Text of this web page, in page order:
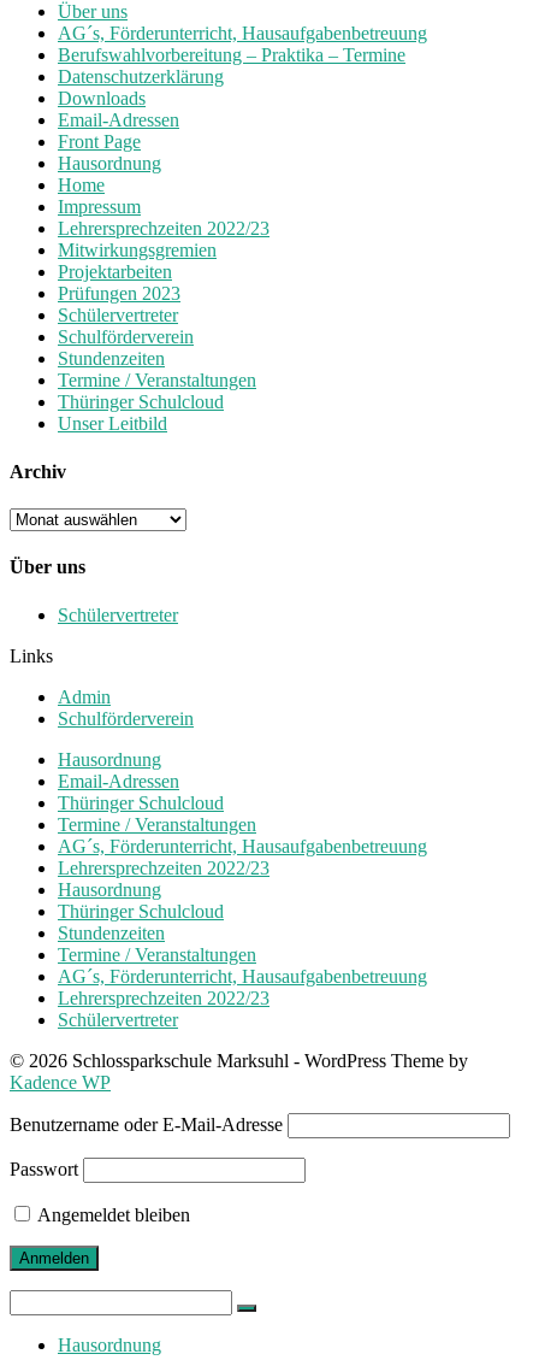
Über uns
AG´s, Förderunterricht, Hausaufgabenbetreuung
Berufswahlvorbereitung – Praktika – Termine
Datenschutzerklärung
Downloads
Email-Adressen
Front Page
Hausordnung
Home
Impressum
Lehrersprechzeiten 2022/23
Mitwirkungsgremien
Projektarbeiten
Prüfungen 2023
Schülervertreter
Schulförderverein
Stundenzeiten
Termine / Veranstaltungen
Thüringer Schulcloud
Unser Leitbild
Archiv
Archiv
Über uns
Schülervertreter
Links
Admin
Schulförderverein
Hausordnung
Email-Adressen
Thüringer Schulcloud
Termine / Veranstaltungen
AG´s, Förderunterricht, Hausaufgabenbetreuung
Lehrersprechzeiten 2022/23
Hausordnung
Thüringer Schulcloud
Stundenzeiten
Termine / Veranstaltungen
AG´s, Förderunterricht, Hausaufgabenbetreuung
Lehrersprechzeiten 2022/23
Schülervertreter
© 2026 Schlossparkschule Marksuhl - WordPress Theme by
Kadence WP
Benutzername oder E-Mail-Adresse
Passwort
Angemeldet bleiben
for:
Hausordnung